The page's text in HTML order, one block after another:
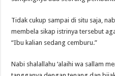
Tidak cukup sampai di situ saja,
membela sikap istrinya tersebut
“Ibu kalian sedang cemburu.”
Nabi shalallahu ‘alaihi wa sallam